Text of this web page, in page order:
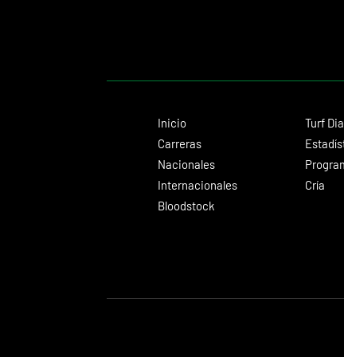
Inicio
Carreras
Nacionales
Internacionales
Bloodstock
Turf
Cría